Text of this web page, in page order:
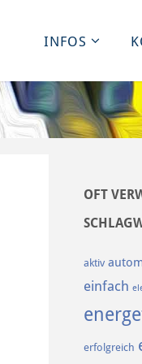
INFOS
OFT
aktiv
einfach
erfolgreich